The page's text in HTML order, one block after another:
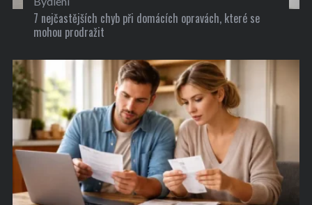
7 nejčastějších chyb při domácích opravách, které se
mohou prodražit